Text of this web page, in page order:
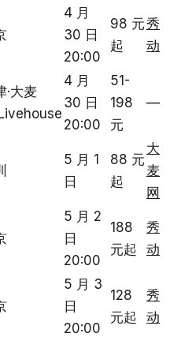
4 月
30 日
20:00
98 元
起
秀
动
·大麦
4 月
30 日
20:00
51-
198
元
—
5 月 1
日
88 元
起
大
麦
网
5 月 2
日
20:00
188
元起
秀
动
5 月 3
日
20:00
128
元起
秀
动